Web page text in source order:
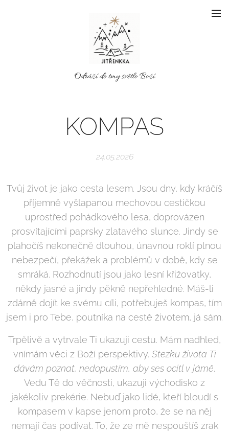
Odráží do tmy světlo Boží
KOMPAS
24.05.2026
Tvůj život je jako cesta lesem. Jsou dny, kdy kráčíš
příjemně vyšlapanou mechovou cestičkou
uprostřed pohádkového lesa, doprovázen
prosvítajícími paprsky zlatavého slunce. Jindy se
plahočíš nekonečně dlouhou, únavnou roklí plnou
nebezpečí, překážek a problémů v době, kdy se
smráká. Rozhodnutí jsou jako lesní křižovatky,
někdy jasné a jindy pěkně nepřehledné. Máš-li
zdárně dojít ke svému cíli, potřebuješ kompas, tím
jsem i pro Tebe, poutníka na cestě životem, já sám.
Trpělivě a vytrvale Ti ukazuji cestu. Mám nadhled,
vnímám věci z Boží perspektivy. Stezku života Ti
dávám poznat, nedopustím, aby ses ocitl v jámě.
Vedu Tě do věčnosti, ukazuji východisko z
jakékoliv prekérie. Nebuď jako lidé, kteří bloudí s
kompasem v kapse jenom proto, že se na něj
nemají čas podívat. To, že ze mě nespouštíš zrak